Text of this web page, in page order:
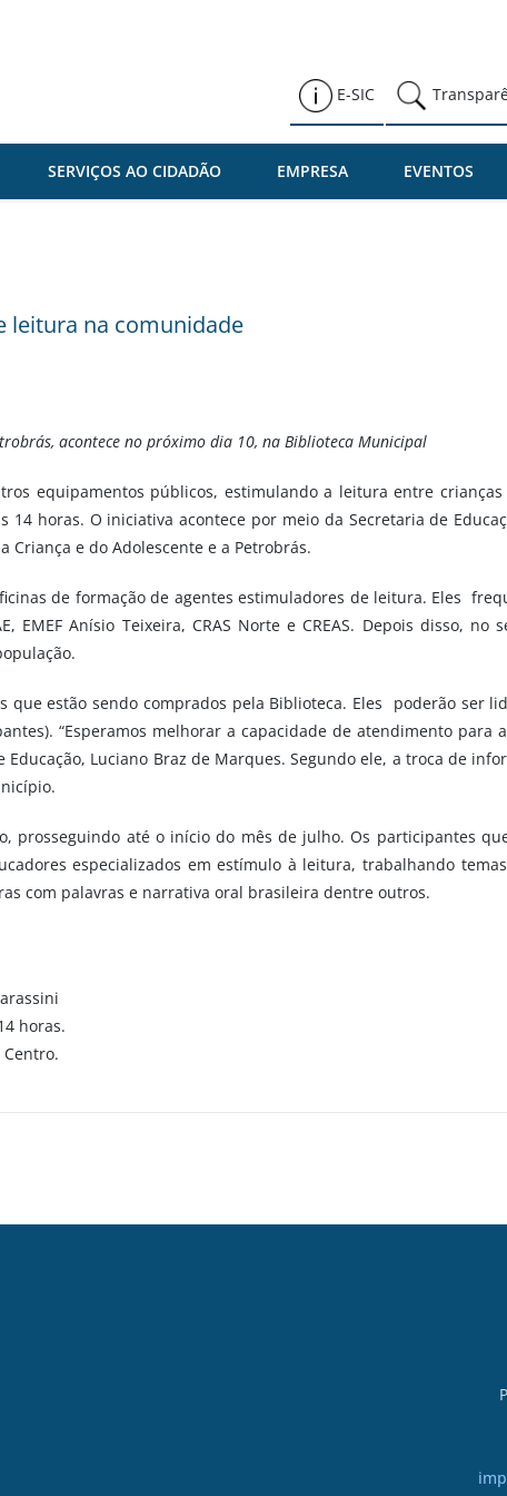
E-SIC
SERVIÇOS AO CIDADÃO EMPRESA EVENTOS
leitura na comunidade
acontece no próximo dia 10, na Biblioteca Municipal
equipamentos públicos, estimulando a leitura entre
14 horas. O iniciativa acontece por meio da Secretaria de
e do Adolescente e a Petrobrás.
de formação de agentes estimuladores de leitura. Eles
Anísio Teixeira, CRAS Norte e CREAS. Depois disso, no
que estão sendo comprados pela Biblioteca. Eles poderão ser
“Esperamos melhorar a capacidade de atendimento para
Luciano Braz de Marques. Segundo ele, a troca de
prosseguindo até o início do mês de julho. Os participantes
especializados em estímulo à leitura, trabalhando
com palavras e narrativa oral brasileira dentre outros.
horas.